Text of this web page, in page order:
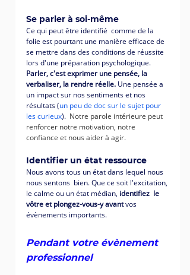
Se parler à soi-même
Ce qui peut être identifié  comme de la
folie est pourtant une manière efficace de
se mettre dans des conditions de réussite
lors d'une préparation psychologique.
Parler, c'est exprimer une pensée, la
verbaliser, la rendre réelle. Une pensée a
un impact sur nos sentiments et nos
résultats (un peu de doc sur le sujet pour
les curieux). Notre parole intérieure peut
renforcer notre motivation, notre
confiance et nous aider à agir.
Identifier un état ressource
Nous avons tous un état dans lequel nous
nous sentons  bien. Que ce soit l'excitation,
le calme ou un état médian, identifiez  le
vôtre et plongez-vous-y avant vos
évènements importants.
Pendant votre évènement
professionnel